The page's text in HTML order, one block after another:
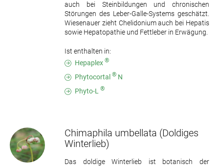
auch bei Steinbildungen und chronischen
Störungen des Leber-Galle-Systems geschätzt.
Wiesenauer zieht Chelidonium auch bei Hepatis
sowie Hepatopathie und Fettleber in Erwägung.
Ist enthalten in:
Hepaplex ®
Phytocortal ® N
Phyto-L ®
Chimaphila umbellata (Doldiges
Winterlieb)
Das doldige Winterlieb ist botanisch der